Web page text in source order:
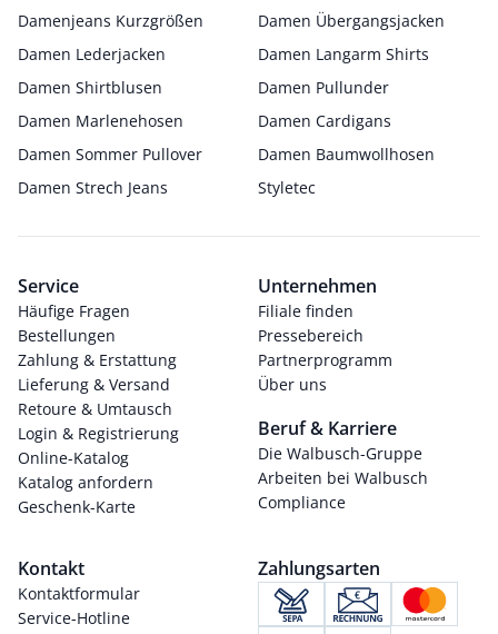
Damenjeans Kurzgrößen
Damen Übergangsjacken
Damen Lederjacken
Damen Langarm Shirts
Damen Shirtblusen
Damen Pullunder
Damen Marlenehosen
Damen Cardigans
Damen Sommer Pullover
Damen Baumwollhosen
Damen Strech Jeans
Styletec
Service
Häufige Fragen
Bestellungen
Zahlung & Erstattung
Lieferung & Versand
Retoure & Umtausch
Login & Registrierung
Online-Katalog
Katalog anfordern
Geschenk-Karte
Unternehmen
Filiale finden
Pressebereich
Partnerprogramm
Über uns
Beruf & Karriere
Die Walbusch-Gruppe
Arbeiten bei Walbusch
Compliance
Kontakt
Kontaktformular
Service-Hotline
Zahlungsarten